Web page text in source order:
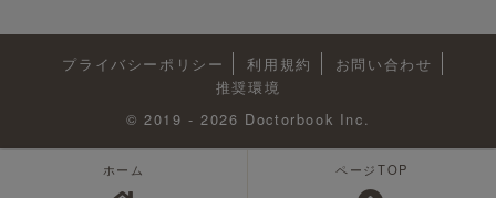
プライバシーポリシー 利用規約
お問い合わせ
推奨環境
© 2019 - 2026 Doctorbook Inc.
ホーム ページTOP